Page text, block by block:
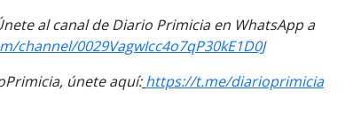
alcanalde Diario Primicia en WhatsApp a
channel/0029VagwIcc4o7qP30kE1D0J
únete aquí: https://t.me/diarioprimicia